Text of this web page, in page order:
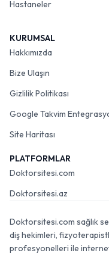
Hastaneler
KURUMSAL
Hakkımızda
Bize Ulaşın
Gizlilik Politikası
Google Takvim
Site Haritası
PLATFORMLAR
Doktorsitesi.com
Doktorsitesi.az
Doktorsitesi.com sağlık
diş hekimleri,
profesyonelleri ile internet